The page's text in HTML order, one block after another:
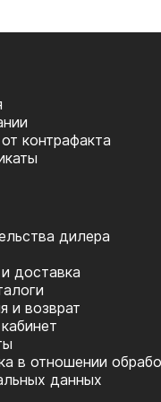
контрафакта
дилера
доставка
и возврат
в отношении
данных